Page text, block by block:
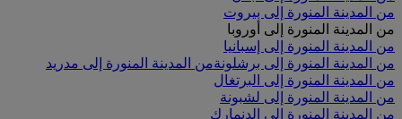
من المدينة المنورة إلى بيروت
من المدينة المنورة إلى أوروبا
من المدينة المنورة إلى إسبانيا
من المدينة المنورة إلى برشلونةمن المدينة المنورة إلى مدريد
من المدينة المنورة إلى البرتغال
من المدينة المنورة إلى لشبونة
من المدينة المنورة إلى الدنمارك